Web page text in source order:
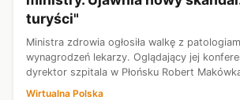
turyści"
Ministra zdrowia ogłosiła walkę z
wynagrodzeń lekarzy. Oglądający jej
dyrektor szpitala w Płońsku Robert
Wirtualna Polska